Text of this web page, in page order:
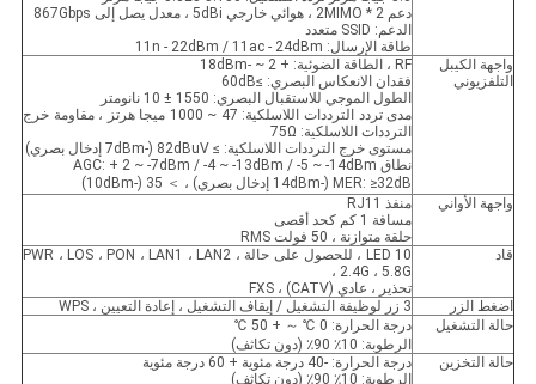
دعم 2 * 2MIMO ، هوائي خارجي 5dBi ، معدل يصل إلى 867Gbps
الدعم: SSID متعدد
طاقة الإرسال: 11n - 22dBm / 11ac - 24dBm
واجهة الكيبل
التلفزيوني
RF ، الطاقة الضوئية: + 2 ~ -18dBm
فقدان الانعكاس البصري: ≥60dB
الطول الموجي للاستقبال البصري: 1550 ± 10 نانومتر
مدى تردد الترددات اللاسلكية: 47 ~ 1000 ميجا هرتز ، مقاومة خرج
الترددات اللاسلكية: 75Ω
مستوى خرج الترددات اللاسلكية: ≥ 82dBuV (-7dBm إدخال بصري)
نطاق AGC: + 2 ~ -7dBm / -4 ~ -13dBm / -5 ~ -14dBm
MER: ≥32dB (-14dBm إدخال بصري) ، ＞ 35 (-10dBm)
واجهة الأواني
منفذ RJ11
مسافة 1 كم كحد أقصى
حلقة متوازنة ، 50 فولت RMS
قاد
10 LED ، للحصول على حالة PWR ، LOS ، PON ، LAN1 ، LAN2 ،
2.4G ، 5.8G ،
تحذير ، عادي (CATV) ، FXS
اضغط الزر
3 زر لوظيفة التشغيل / إيقاف التشغيل ، إعادة التعيين ، WPS
حالة التشغيل
درجة الحرارة: 0 ℃ ～ + 50 ℃
الرطوبة: 10٪ 90٪ (دون تكاثف)
حالة التخزين
درجة الحرارة: -40 درجة مئوية + 60 درجة مئوية
الرطوبة: 10٪ 90٪ (دون تكاثف)